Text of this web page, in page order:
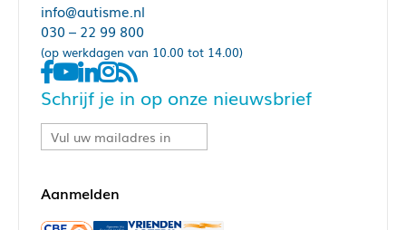
info@autisme.nl
030 – 22 99 800
(op werkdagen van 10.00 tot 14.00)
Schrijf je in op onze nieuwsbrief